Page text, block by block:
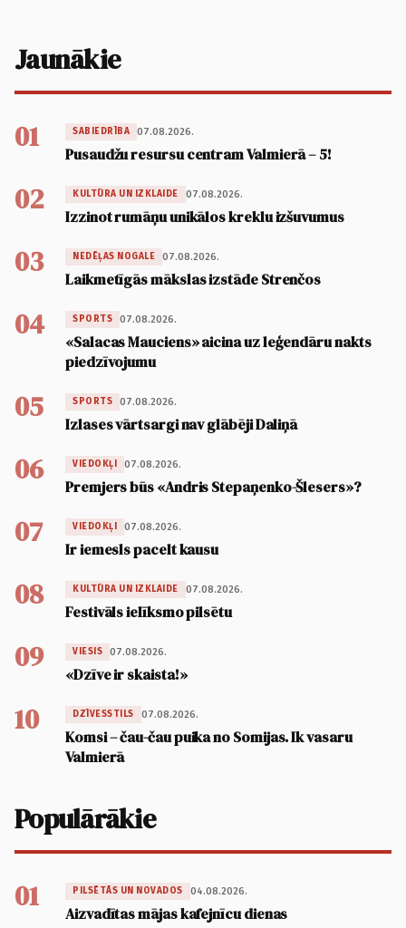
Jaunākie
01 SABIEDRĪBA 07.08.2026.
Pusaudžu resursu centram Valmierā – 5!
02 KULTŪRA UN IZKLAIDE 07.08.2026.
Izzinot rumāņu unikālos kreklu izšuvumus
03 NEDĒĻAS NOGALE 07.08.2026.
Laikmetīgās mākslas izstāde Strenčos
04 SPORTS 07.08.2026.
«Salacas Mauciens» aicina uz leģendāru nakts
piedzīvojumu
05 SPORTS 07.08.2026.
Izlases vārtsargi nav glābēji Daliņā
06 VIEDOKĻI 07.08.2026.
Premjers būs «Andris Stepaņenko-Šlesers»?
07 VIEDOKĻI 07.08.2026.
Ir iemesls pacelt kausu
08 KULTŪRA UN IZKLAIDE 07.08.2026.
Festivāls ielīksmo pilsētu
09 VIESIS 07.08.2026.
«Dzīve ir skaista!»
10 DZĪVESSTILS 07.08.2026.
Komsi – čau-čau puika no Somijas. Ik vasaru
Valmierā
Populārākie
01 PILSĒTĀS UN NOVADOS 04.08.2026.
Aizvadītas mājas kafejnīcu dienas